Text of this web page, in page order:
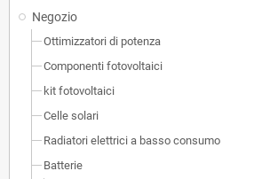
Negozio
Ottimizzatori di potenza
Componenti fotovoltaici
kit fotovoltaici
Celle solari
Radiatori elettrici a basso consumo
Batterie